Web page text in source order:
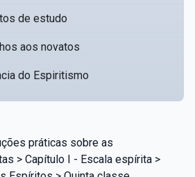
de estudo
aos novatos
do Espiritismo
práticas sobre as
> Capítulo I - Escala espírita >